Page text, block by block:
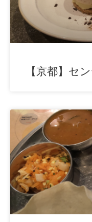
【京都】セ